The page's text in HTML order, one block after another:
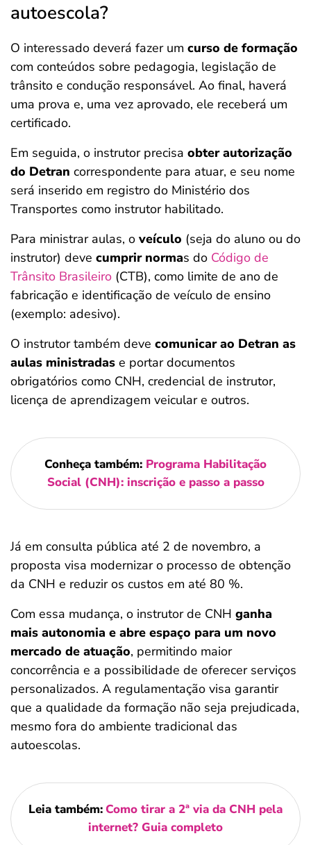
autoescola?
O interessado deverá fazer um curso de formação
com conteúdos sobre pedagogia, legislação de
trânsito e condução responsável. Ao final, haverá
uma prova e, uma vez aprovado, ele receberá um
certificado.
Em seguida, o instrutor precisa obter autorização
do Detran correspondente para atuar, e seu nome
será inserido em registro do Ministério dos
Transportes como instrutor habilitado.
Para ministrar aulas, o veículo (seja do aluno ou do
instrutor) deve cumprir normas do Código de
Trânsito Brasileiro (CTB), como limite de ano de
fabricação e identificação de veículo de ensino
(exemplo: adesivo).
O instrutor também deve comunicar ao Detran as
aulas ministradas e portar documentos
obrigatórios como CNH, credencial de instrutor,
licença de aprendizagem veicular e outros.
Conheça também: Programa Habilitação
Social (CNH): inscrição e passo a passo
Já em consulta pública até 2 de novembro, a
proposta visa modernizar o processo de obtenção
da CNH e reduzir os custos em até 80 %.
Com essa mudança, o instrutor de CNH ganha
mais autonomia e abre espaço para um novo
mercado de atuação, permitindo maior
concorrência e a possibilidade de oferecer serviços
personalizados. A regulamentação visa garantir
que a qualidade da formação não seja prejudicada,
mesmo fora do ambiente tradicional das
autoescolas.
Leia também: Como tirar a 2ª via da CNH pela
internet? Guia completo